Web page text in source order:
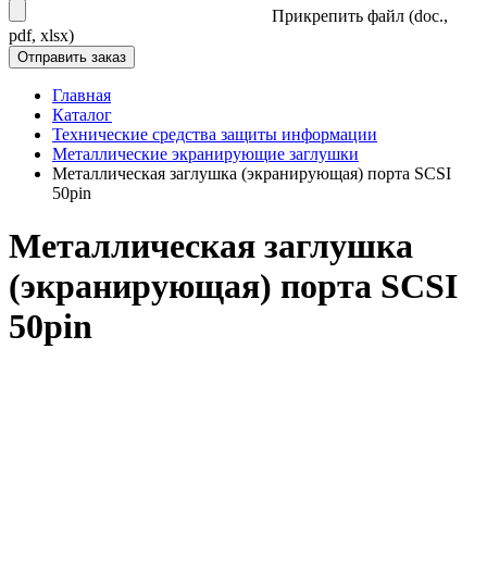
Прикрепить файл (doc.,
pdf, xlsx)
Главная
Каталог
Технические средства защиты информации
Металлические экранирующие заглушки
Металлическая заглушка (экранирующая) порта SCSI
50pin
Металлическая заглушка
(экранирующая) порта SCSI
50pin